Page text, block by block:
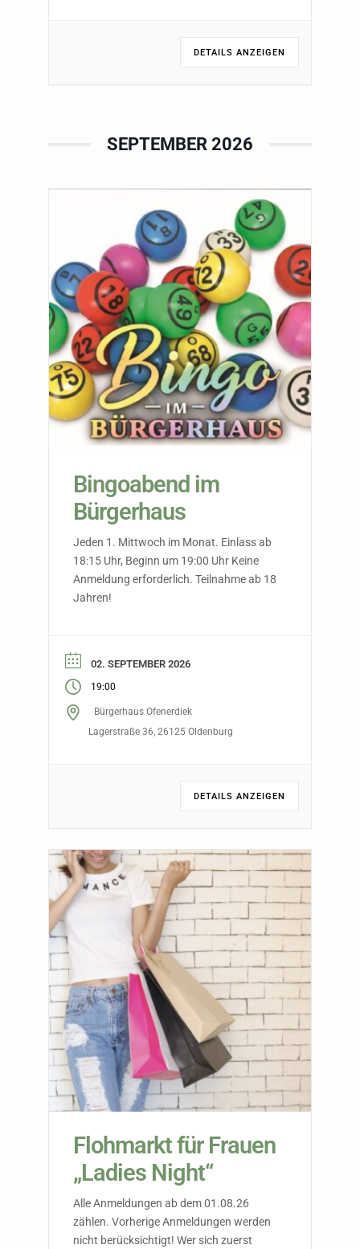
DETAILS ANZEIGEN
SEPTEMBER 2026
Bingoabend im
Bürgerhaus
Jeden 1. Mittwoch im Monat. Einlass ab
18:15 Uhr, Beginn um 19:00 Uhr Keine
Anmeldung erforderlich. Teilnahme ab 18
Jahren!
02. SEPTEMBER 2026
19:00
Bürgerhaus Ofenerdiek
Lagerstraße 36, 26125 Oldenburg
DETAILS ANZEIGEN
Flohmarkt für Frauen
„Ladies Night“
Alle Anmeldungen ab dem 01.08.26
zählen. Vorherige Anmeldungen werden
nicht berücksichtigt! Wer sich zuerst